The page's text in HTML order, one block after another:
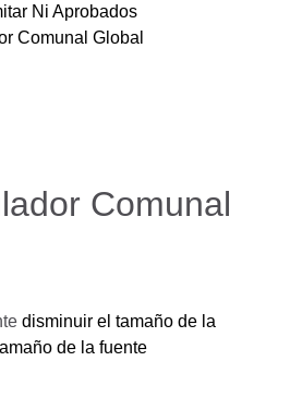
Ni Aprobados
Comunal Global
Comunal
disminuir el tamaño de la
de la fuente